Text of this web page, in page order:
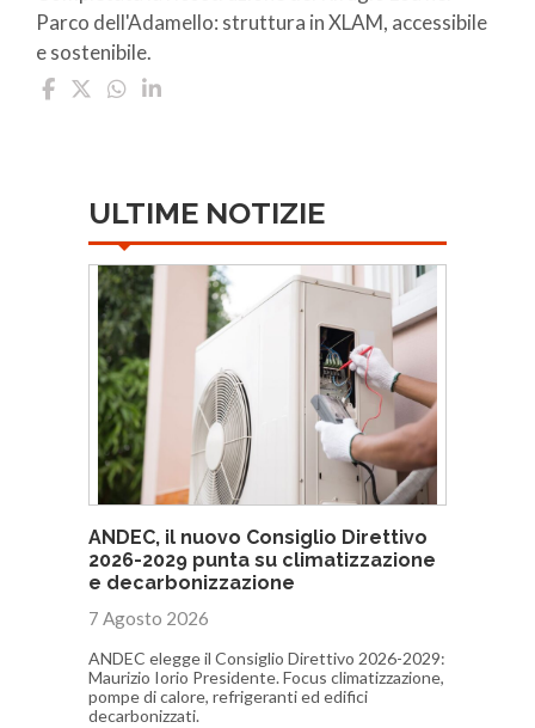
Parco dell'Adamello: struttura in XLAM, accessibile
e sostenibile.
ULTIME NOTIZIE
ANDEC, il nuovo Consiglio Direttivo
2026-2029 punta su climatizzazione
e decarbonizzazione
7 Agosto 2026
ANDEC elegge il Consiglio Direttivo 2026-2029:
Maurizio Iorio Presidente. Focus climatizzazione,
pompe di calore, refrigeranti ed edifici
decarbonizzati.